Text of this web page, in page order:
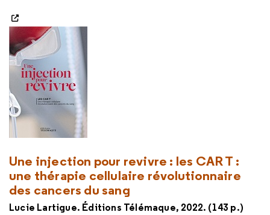
Une injection pour revivre : les CAR T :
une thérapie cellulaire révolutionnaire
des cancers du sang
Lucie Lartigue. Éditions Télémaque, 2022. (143 p.)